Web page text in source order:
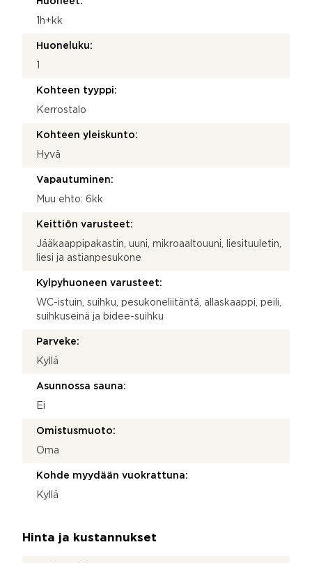
1h+kk
Huoneluku:
Kohteen tyyppi:
Kerrostalo
Kohteen yleiskunto:
Hyvä
Vapautuminen:
Muu ehto: 6kk
Keittiön varusteet:
Jääkaappipakastin, uuni, mikroaaltouuni, liesituuletin,
liesi ja astianpesukone
Kylpyhuoneen varusteet:
WC-istuin, suihku, pesukoneliitäntä, allaskaappi, peili,
suihkuseinä ja bidee-suihku
Parveke:
Kyllä
Asunnossa sauna:
Ei
Omistusmuoto:
Oma
Kohde myydään vuokrattuna:
Kyllä
Hinta ja kustannukset